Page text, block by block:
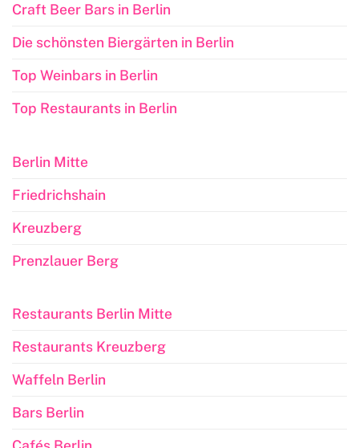
Craft Beer Bars in Berlin
Die schönsten Biergärten in Berlin
Top Weinbars in Berlin
Top Restaurants in Berlin
Berlin Mitte
Friedrichshain
Kreuzberg
Prenzlauer Berg
Restaurants Berlin Mitte
Restaurants Kreuzberg
Waffeln Berlin
Bars Berlin